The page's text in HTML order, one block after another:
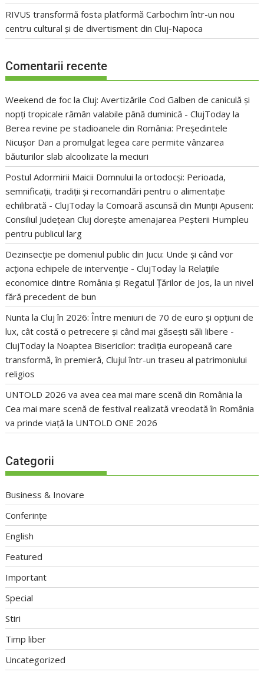
RIVUS transformă fosta platformă Carbochim într-un nou
centru cultural și de divertisment din Cluj-Napoca
Comentarii recente
Weekend de foc la Cluj: Avertizările Cod Galben de caniculă și
nopți tropicale rămân valabile până duminică - ClujToday la
Berea revine pe stadioanele din România: Președintele
Nicușor Dan a promulgat legea care permite vânzarea
băuturilor slab alcoolizate la meciuri
Postul Adormirii Maicii Domnului la ortodocși: Perioada,
semnificații, tradiții și recomandări pentru o alimentație
echilibrată - ClujToday laComoară ascunsă din Munții Apuseni:
Consiliul Județean Cluj dorește amenajarea Peșterii Humpleu
pentru publicul larg
Dezinsecție pe domeniul public din Jucu: Unde și când vor
acționa echipele de intervenție - ClujToday la Relațiile
economice dintre România și Regatul Țărilor de Jos, la un nivel
fără precedent de bun
Nunta la Cluj în 2026: Între meniuri de 70 de euro și opțiuni de
lux, cât costă o petrecere și când mai găsești săli libere -
ClujToday la Noaptea Bisericilor: tradiția europeană care
transformă, în premieră, Clujul într-un traseu al patrimoniului
religios
UNTOLD 2026 va avea cea mai mare scenă din România la
Cea mai mare scenă de festival realizată vreodată în România
va prinde viață la UNTOLD ONE 2026
Categorii
Business & Inovare
Conferințe
English
Featured
Important
Special
Stiri
Timp liber
Uncategorized